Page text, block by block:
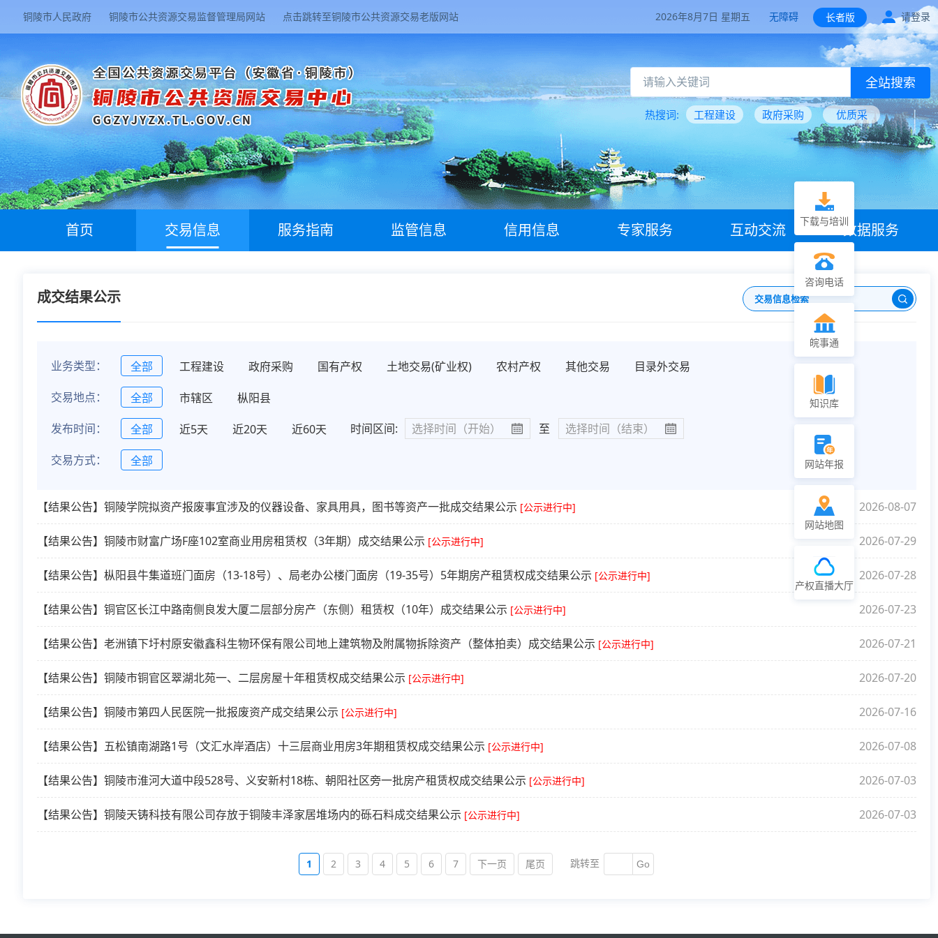
铜陵市人民政府 铜陵市公共资源交易监督管理局网站 点击跳转至铜陵市公共资源交易老版网站 2026年8月7日 星期五 无障碍 长者版 请登录
全站搜索
热搜词: 工程建设 政府采购 优质采
首页 交易信息 服务指南 监管信息 信用信息 专家服务 互动交流 数据服务
成交结果公示
业务类型： 全部 工程建设 政府采购 国有产权 土地交易(矿业权) 农村产权 其他交易
目录外交易
交易地点：
全部 市辖区
枞阳县
发布时间：
全部 近5天 近20天 近60天 时间区间: 至
交易方式： 全部
【结果公告】铜陵学院拟资产报废事宜涉及的仪器设备、家具用具，图书等资产一批成交结果公示 [公示进行中] 2026-08-07
【结果公告】铜陵市财富广场F座102室商业用房租赁权（3年期）成交结果公示 [公示进行中] 2026-07-29
【结果公告】枞阳县牛集道班门面房（13-18号）、局老办公楼门面房（19-35号）5年期房产租赁权成交结果公示 [公示进行中] 2026-07-28
【结果公告】铜官区长江中路南侧良发大厦二层部分房产（东侧）租赁权（10年）成交结果公示 [公示进行中] 2026-07-23
【结果公告】老洲镇下圩村原安徽鑫科生物环保有限公司地上建筑物及附属物拆除资产（整体拍卖）成交结果公示 [公示进行中] 2026-07-21
【结果公告】铜陵市铜官区翠湖北苑一、二层房屋十年租赁权成交结果公示 [公示进行中] 2026-07-20
【结果公告】铜陵市第四人民医院一批报废资产成交结果公示 [公示进行中] 2026-07-16
【结果公告】五松镇南湖路1号（文汇水岸酒店）十三层商业用房3年期租赁权成交结果公示 [公示进行中] 2026-07-08
【结果公告】铜陵市淮河大道中段528号、义安新村18栋、朝阳社区旁一批房产租赁权成交结果公示 [公示进行中] 2026-07-03
【结果公告】铜陵天铸科技有限公司存放于铜陵丰泽家居堆场内的砾石料成交结果公示 [公示进行中] 2026-07-03
1 2 3 4 5 6 7 下一页 尾页 跳转至 Go
下载与培训
咨询电话
皖事通
知识库
网站年报
网站地图
产权直播大厅